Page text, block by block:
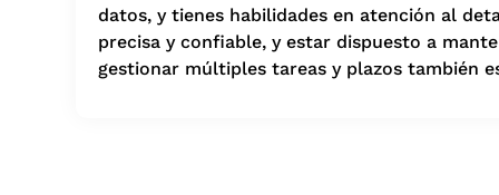
datos, y tienes habilidades en atención al
precisa y confiable, y estar dispuesto a
gestionar múltiples tareas y plazos también